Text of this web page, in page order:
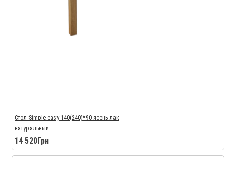
Стол Simple-easy 140(240)*90 ясень лак
натуральный
14 520Грн